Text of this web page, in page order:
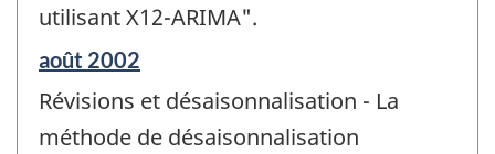
utilisant X12-ARIMA".
Période
référence
de
août 2002
Révisions et désaisonnalisation - La
méthode de désaisonnalisation